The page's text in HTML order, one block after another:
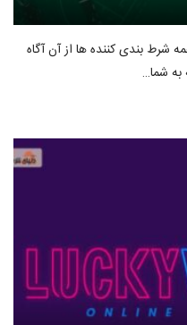
بندی کننده ها از آن آگاه
به شما…